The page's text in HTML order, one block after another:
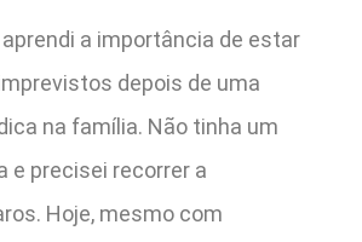
aprendi a importância de estar
depois de uma
na família. Não tinha um
e precisei recorrer a
Hoje, mesmo com